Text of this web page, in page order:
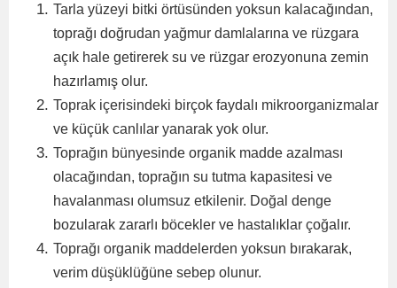
Tarla yüzeyi bitki örtüsünden yoksun kalacağından,
toprağı doğrudan yağmur damlalarına ve rüzgara
açık hale getirerek su ve rüzgar erozyonuna zemin
hazırlamış olur.
Toprak içerisindeki birçok faydalı mikroorganizmalar
ve küçük canlılar yanarak yok olur.
Toprağın bünyesinde organik madde azalması
olacağından, toprağın su tutma kapasitesi ve
havalanması olumsuz etkilenir. Doğal denge
bozularak zararlı böcekler ve hastalıklar çoğalır.
Toprağı organik maddelerden yoksun bırakarak,
verim düşüklüğüne sebep olunur.